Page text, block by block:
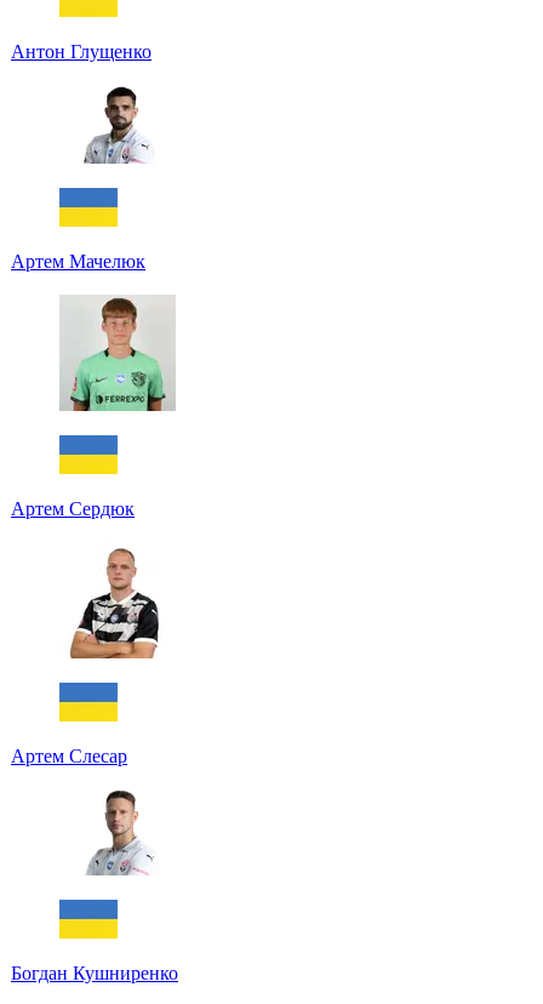
Антон Глущенко
Артем Мачелюк
Артем Сердюк
Артем Слесар
Богдан Кушниренко